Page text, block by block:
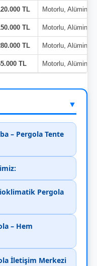
TL Motorlu,
TL Motorlu,
TL Motorlu,
TL Motorlu,
▼
– Pergola Tente
Pergola
– Hem
İletişim Merkezi